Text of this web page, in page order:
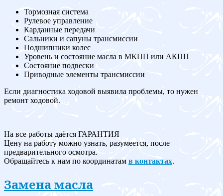
Тормозная система
Рулевое управление
Карданные передачи
Сальники и сапуны трансмиссии
Подшипники колес
Уровень и состояние масла в МКПП или АКПП
Состояние подвески
Приводные элементы трансмиссии
Если диагностика ходовой выявила проблемы, то нужен
ремонт ходовой.
На все работы даётся ГАРАНТИЯ
Цену на работу можно узнать, разумеется, после
предварительного осмотра.
Обращайтесь к нам по координатам в контактах.
Замена масла